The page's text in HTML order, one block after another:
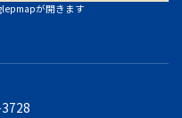
が開きます